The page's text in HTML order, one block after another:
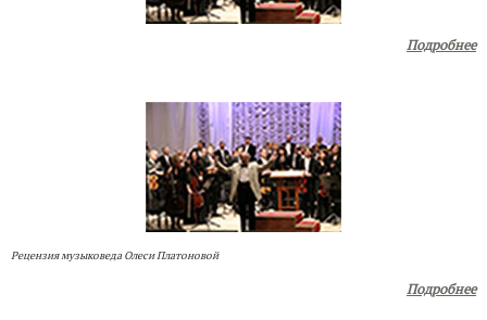
Подробнее
Рецензия музыковеда Олеси Платоновой
Подробнее